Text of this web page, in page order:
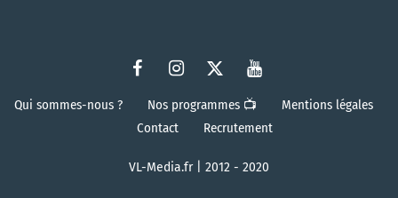
Qui sommes-nous ? Nos programmes 📺
Mentions légales
Contact
Recrutement
VL-Media.fr | 2012 - 2020